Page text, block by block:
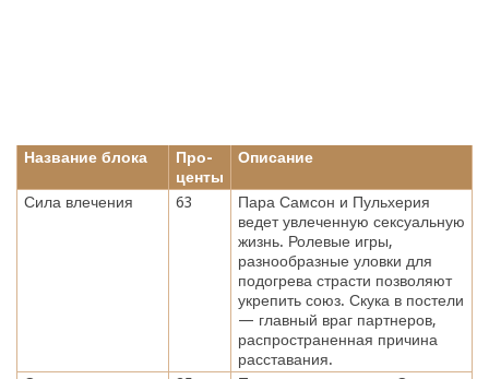
Название блока
Про-
центы
Описание
Сила влечения 63
Пара Самсон и Пульхерия
ведет увлеченную сексуальную
жизнь. Ролевые игры,
разнообразные уловки для
подогрева страсти позволяют
укрепить союз. Скука в постели
— главный враг партнеров,
распространенная причина
расставания.